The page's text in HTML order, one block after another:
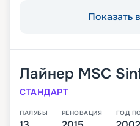
Показать
Лайнер MSC
СТАНДАРТ
ПАЛУБЫ РЕНОВАЦИЯ ГОД